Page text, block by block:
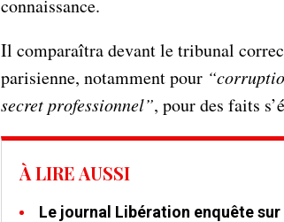
connaissance.
Il comparaîtra devant le tribunal
parisienne, notamment pour
secret professionnel”, pour des faits
À LIRE AUSSI
Le journal Libération enquête